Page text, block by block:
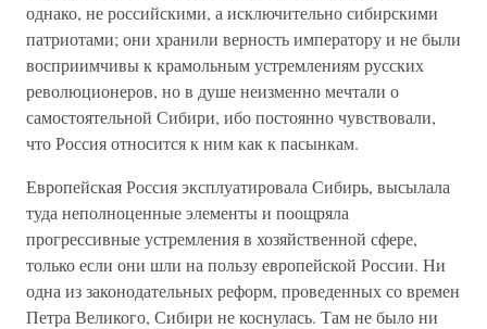
однако, не российскими, а исключительно сибирскими
патриотами; они хранили верность императору и не были
восприимчивы к крамольным устремлениям русских
революционеров, но в душе неизменно мечтали о
самостоятельной Сибири, ибо постоянно чувствовали,
что Россия относится к ним как к пасынкам.
Европейская Россия эксплуатировала Сибирь, высылала
туда неполноценные элементы и поощряла
прогрессивные устремления в хозяйственной сфере,
только если они шли на пользу европейской России. Ни
одна из законодательных реформ, проведенных со времен
Петра Великого, Сибири не коснулась. Там не было ни